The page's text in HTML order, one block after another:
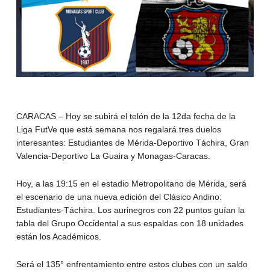
CARACAS – Hoy se subirá el telón de la 12da fecha de la
Liga FutVe que está semana nos regalará tres duelos
interesantes: Estudiantes de Mérida-Deportivo Táchira, Gran
Valencia-Deportivo La Guaira y Monagas-Caracas.
Hoy, a las 19:15 en el estadio Metropolitano de Mérida, será
el escenario de una nueva edición del Clásico Andino:
Estudiantes-Táchira. Los aurinegros con 22 puntos guían la
tabla del Grupo Occidental a sus espaldas con 18 unidades
están los Académicos.
Será el 135° enfrentamiento entre estos clubes con un saldo